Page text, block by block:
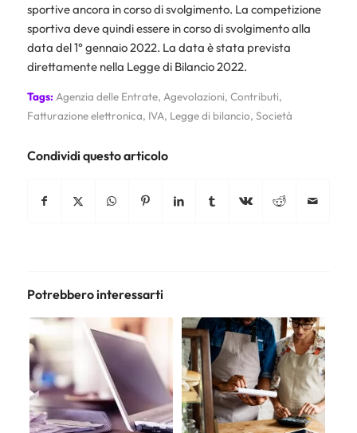
sportive ancora in corso di svolgimento. La competizione
sportiva deve quindi essere in corso di svolgimento alla
data del 1° gennaio 2022. La data è stata prevista
direttamente nella Legge di Bilancio 2022.
Tags: Agenzia delle Entrate, Agevolazioni, Contributi,
Fatturazione elettronica, IVA, Legge di bilancio, Società
Condividi questo articolo
Potrebbero interessarti